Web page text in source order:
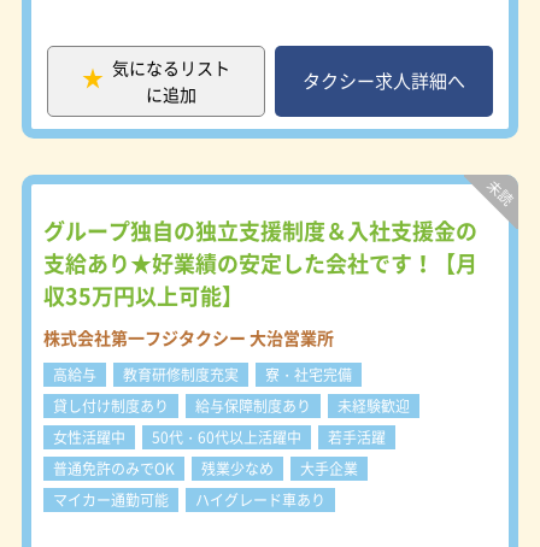
ェック、車両点検 ２）お客様を乗せ
て目的地まで運転・接客業務 ３）車
両の簡単な清掃、洗車 ４）売上金の
納金業務 ※この間に2時間の休憩があ
ります。 ■勤務地 本社営業所：豊田
所：知立市上重原町鳥居175番地 西尾
※車通勤OK（無料駐車場有）
務員養成制度」！ タクシードライバ
ーになるためには「普通自動車第二種
運転免許」が必要です。 当社では、
普通自動車第一種運転免許しかもって
い！ という方のために、第二種免許
取得を支援する「乗務員養成制度」が
あります。 教習費用は当社が全額立
替え、3年以上の勤続で全額当社が負
担いたします。 通学中も日額8,000円
プラス通学費用を支給しています。
研修のほか、添乗指導や実車での地理
習得など、あわせて10日間以上の教
習を実施し、皆様がタクシードライバ
ーとして独り立ちしていただくため
の、手厚いサポートをおこなっていま
す。 単独後、職制者や先輩ドライバ
ーが親切に教えてくれます。配車セン
ターや営業所では無線や電話でバック
気になるリスト
に追加
タクシー求人詳細へ
グループ独自の独立支援制度＆入社支援金の
支給あり★好業績の安定した会社です！【月
収35万円以上可能】
株式会社第一フジタクシー 大治営業所
高給与 教育研修制度充実
寮・社宅完備
貸し付け制度あり
給与保障制度あり
未経験歓迎
女性活躍中
50代・60代以上活躍中
若手活躍
普通免許のみでOK
残業少なめ
大手企業
マイカー通勤可能
ハイグレード車あり